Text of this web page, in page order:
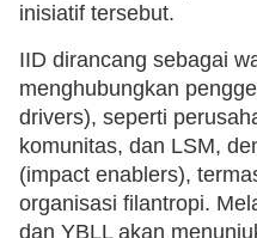
inisiatif tersebut.
IID dirancang sebagai
menghubungkan
drivers), seperti
komunitas, dan LSM,
(impact enablers),
organisasi filantropi.
dan YBLL akan